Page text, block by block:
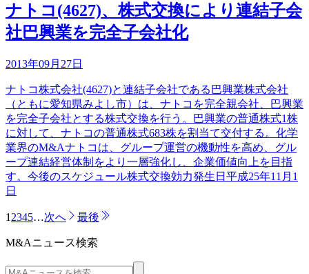
ナトコ(4627)、株式交換により連結子会
社巴興業を完全子会社化
2013年09月27日
ナトコ株式会社(4627)と連結子会社である巴興業株式会社
（ともに愛知県みよし市）は、ナトコを完全親会社、巴興業
を完全子会社とする株式交換を行う。巴興業の普通株式1株
に対して、ナトコの普通株式683株を割当て交付する。化学
業界のM&Aナトコは、グループ運営の機動性を高め、グル
ープ連結経営体制をより一層強化し、企業価値向上を目指
す。今後のスケジュール株式交換効力発生日平成25年11月1
日
1 2345…次へ 最後
M&Aニュース検索